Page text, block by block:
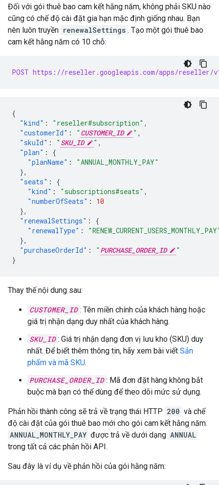
Đối với gói thuê bao cam kết hằng năm, không phải SKU nào
cũng có chế độ cài đặt gia hạn mặc định giống nhau. Bạn
nên luôn truyền renewalSettings . Tạo một gói thuê bao
cam kết hằng năm có 10 chỗ:
POST https://reseller.googleapis.com/apps/reseller/
{
"kind" : "reseller#subscription" ,
"customerId" : " CUSTOMER_ID " ,
"skuId" : " SKU_ID " ,
"plan" :
{
"planName" :
"ANNUAL_MONTHLY_PAY"
},
"seats" :
{
"kind" : "subscriptions#seats" ,
"numberOfSeats" :
10
},
"renewalSettings" :
{
"renewalType" :
},
"purchaseOrderId" : " PURCHASE_ORDER_ID
"
}
Thay thế nội dung sau:
CUSTOMER_ID : Tên miền chính của khách hàng hoặc
giá trị nhận dạng duy nhất của khách hàng.
SKU_ID : Giá trị nhận dạng đơn vị lưu kho (SKU) duy
nhất. Để biết thêm thông tin, hãy xem bài viết Sản
phẩm và mã SKU.
PURCHASE_ORDER_ID : Mã đơn đặt hàng không bắt
buộc mà bạn có thể dùng để theo dõi mức sử dụng.
Phản hồi thành công sẽ trả về trạng thái HTTP 200 và chế
độ cài đặt của gói thuê bao mới cho gói cam kết hằng năm.
ANNUAL_MONTHLY_PAY được trả về dưới dạng ANNUAL
trong tất cả các phản hồi API.
Sau đây là ví dụ về phản hồi của gói hằng năm: